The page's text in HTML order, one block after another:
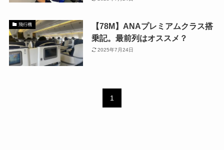
飛行機
【78M】ANAプレミアムクラス搭
乗記。最前列はオススメ？
2025年7月24日
1